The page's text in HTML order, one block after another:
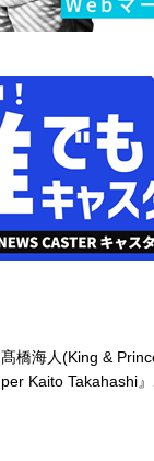
髙橋海人(King &
per Kaito Takahashi』